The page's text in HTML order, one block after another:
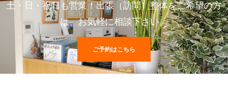
土・日・祝日も営業！出張（訪問）整体をご希望の方
は、お気軽に相談下さい。
ご予約はこちら